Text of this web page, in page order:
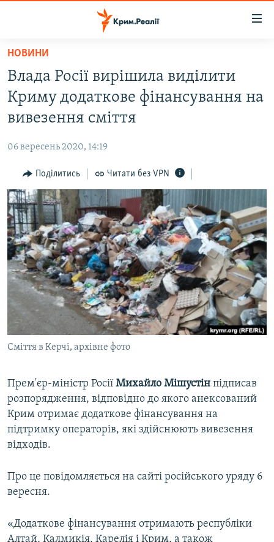
Перейти
основного
матеріалу
Перейти
до
основної
навігації
Перейти
до
пошуку
ВОДА.КРИМ
ВІДЕО ТА ФОТО
БЛОГИ
ПОГЛЯД
ІНТЕРВ'Ю
ВСЕ ЗА ДЕНЬ
СПЕЦПРОЕКТИ
ДЕПОРТАЦІЯ
ВІДЕОУРОКИ «ELIFBE»
СВІДЧЕННЯ ОКУПАЦІЇ
УКРАЇНСЬКА ПРОБЛЕМА КРИМУ
ІНФОГРАФІКА
ЯК ОБІЙТИ БЛОКУВАННЯ
Русский
Qırımtatar
ДОЛУЧАЙСЯ!
Усі сайти RFE/RL
НОВИНИ
Влада Росії вирішила виділити
Криму додаткове фінансування на
вивезення сміття
06 вересень 2020, 14:19
Поділитись Читати без VPN
Сміття в Керчі, архівне фото
Прем'єр-міністр Росії Михайло Мішустін підписав
розпорядження, відповідно до якого анексований
Крим отримає додаткове фінансування на
підтримку операторів, які здійснюють вивезення
відходів.
Про це повідомляється на сайті російського уряду 6
вересня.
«Додаткове фінансування отримають республіки
Алтай, Калмикія, Карелія і Крим, а також